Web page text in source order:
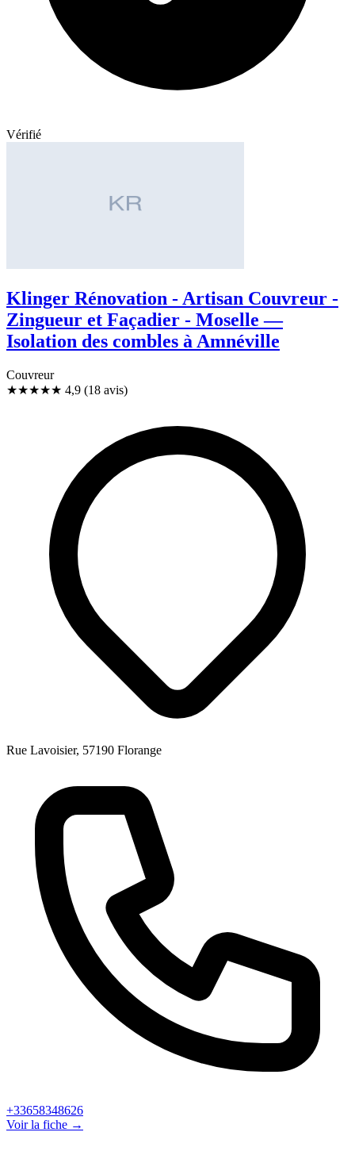
Vérifié
Klinger Rénovation - Artisan Couvreur -
Zingueur et Façadier - Moselle —
Isolation des combles à Amnéville
Couvreur
★★★★★ 4,9 (18 avis)
Rue Lavoisier, 57190 Florange
+33658348626
Voir la fiche →